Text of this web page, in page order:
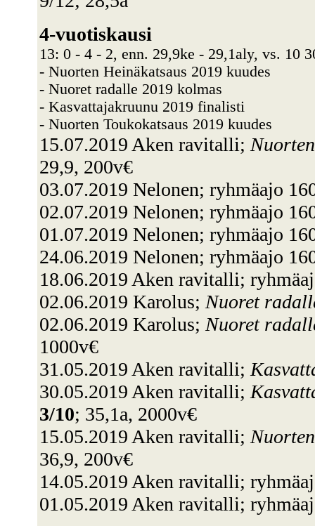
4-vuotiskausi
13: 0 - 4 - 2, enn. 29,9ke - 29,1aly, vs. 10
- Nuorten Heinäkatsaus 2019 kuudes
- Nuoret radalle 2019 kolmas
- Kasvattajakruunu 2019 finalisti
- Nuorten Toukokatsaus 2019 kuudes
15.07.2019 Aken ravitalli;
29,9, 200v€
03.07.2019 Nelonen; ryhmäajo
02.07.2019 Nelonen; ryhmäajo
01.07.2019 Nelonen; ryhmäajo
24.06.2019 Nelonen; ryhmäajo
18.06.2019 Aken ravitalli;
02.06.2019 Karolus; Nuoret
02.06.2019 Karolus; Nuoret
1000v€
31.05.2019 Aken ravitalli;
30.05.2019 Aken ravitalli;
3/10; 35,1a, 2000v€
15.05.2019 Aken ravitalli;
36,9, 200v€
14.05.2019 Aken ravitalli;
01.05.2019 Aken ravitalli;